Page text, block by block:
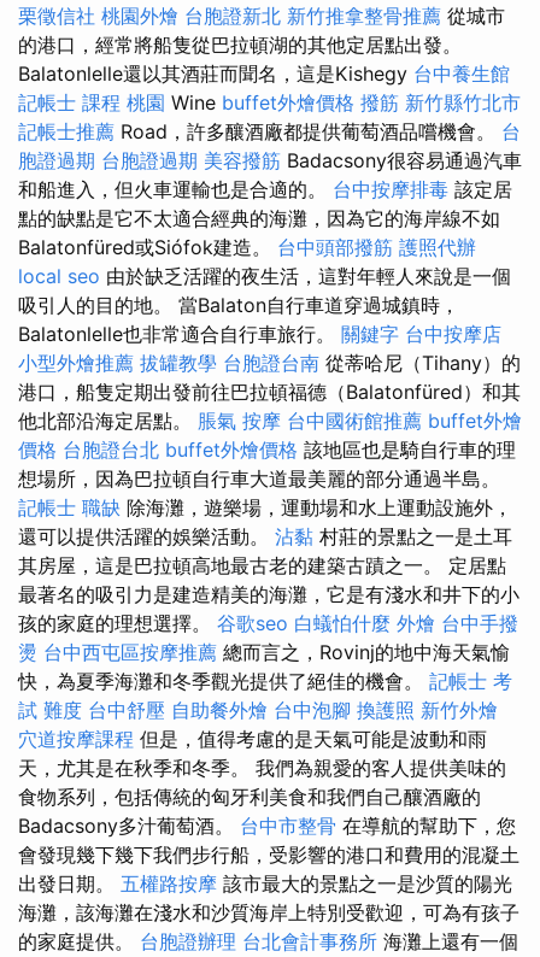
栗徵信社 桃園外燴 台胞證新北 新竹推拿整骨推薦 從城市
的港口，經常將船隻從巴拉頓湖的其他定居點出發。
Balatonlelle還以其酒莊而聞名，這是Kishegy 台中養生館
記帳士 課程 桃園 Wine buffet外燴價格 撥筋 新竹縣竹北市
記帳士推薦 Road，許多釀酒廠都提供葡萄酒品嚐機會。 台
胞證過期 台胞證過期 美容撥筋 Badacsony很容易通過汽車
和船進入，但火車運輸也是合適的。 台中按摩排毒 該定居
點的缺點是它不太適合經典的海灘，因為它的海岸線不如
Balatonfüred或Siófok建造。 台中頭部撥筋 護照代辦
local seo 由於缺乏活躍的夜生活，這對年輕人來說是一個
吸引人的目的地。 當Balaton自行車道穿過城鎮時，
Balatonlelle也非常適合自行車旅行。 關鍵字 台中按摩店
小型外燴推薦 拔罐教學 台胞證台南 從蒂哈尼（Tihany）的
港口，船隻定期出發前往巴拉頓福德（Balatonfüred）和其
他北部沿海定居點。 脹氣 按摩 台中國術館推薦 buffet外燴
價格 台胞證台北 buffet外燴價格 該地區也是騎自行車的理
想場所，因為巴拉頓自行車大道最美麗的部分通過半島。
記帳士 職缺 除海灘，遊樂場，運動場和水上運動設施外，
還可以提供活躍的娛樂活動。 沾黏 村莊的景點之一是土耳
其房屋，這是巴拉頓高地最古老的建築古蹟之一。 定居點
最著名的吸引力是建造精美的海灘，它是有淺水和井下的小
孩的家庭的理想選擇。 谷歌seo 白蟻怕什麼 外燴 台中手撥
燙 台中西屯區按摩推薦 總而言之，Rovinj的地中海天氣愉
快，為夏季海灘和冬季觀光提供了絕佳的機會。 記帳士 考
試 難度 台中舒壓 自助餐外燴 台中泡腳 換護照 新竹外燴
穴道按摩課程 但是，值得考慮的是天氣可能是波動和雨
天，尤其是在秋季和冬季。 我們為親愛的客人提供美味的
食物系列，包括傳統的匈牙利美食和我們自己釀酒廠的
Badacsony多汁葡萄酒。 台中市整骨 在導航的幫助下，您
會發現幾下幾下我們步行船，受影響的港口和費用的混凝土
出發日期。 五權路按摩 該市最大的景點之一是沙質的陽光
海灘，該海灘在淺水和沙質海岸上特別受歡迎，可為有孩子
的家庭提供。 台胞證辦理 台北會計事務所 海灘上還有一個